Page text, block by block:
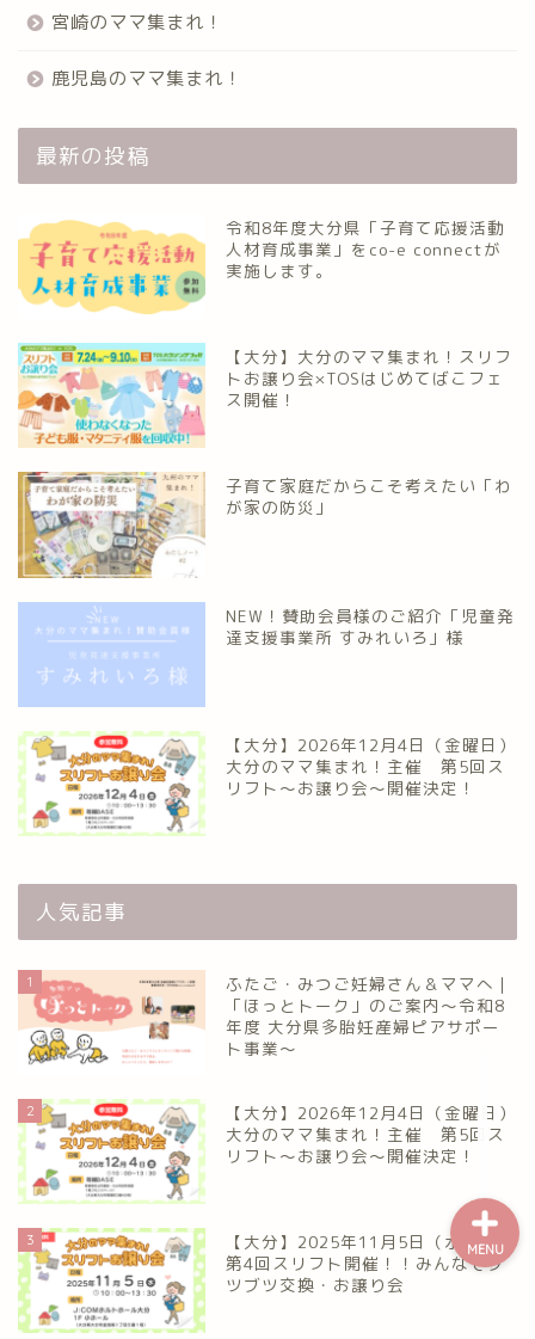
宮崎のママ集まれ！
鹿児島のママ集まれ！
最新の投稿
令和8年度大分県「子育て応援活動
人材育成事業」をco-e connectが
実施します。
【大分】大分のママ集まれ！スリフ
トお譲り会×TOSはじめてばこフェ
ス開催！
子育て家庭だからこそ考えたい「わ
が家の防災」
NEW！賛助会員様のご紹介「児童発
達支援事業所 すみれいろ」様
【大分】2026年12月4日（金曜日）
大分のママ集まれ！主催 第5回ス
リフト〜お譲り会〜開催決定！
人気記事
1
ふたご・みつご妊婦さん＆ママへ｜
「ほっとトーク」のご案内～令和8
年度 大分県多胎妊産婦ピアサポー
ト事業～
2
【大分】2026年12月4日（金曜日）
大分のママ集まれ！主催 第5回ス
リフト〜お譲り会〜開催決定！
3
【大分】2025年11月5日（水曜日）
第4回スリフト開催！！みんなでブ
ツブツ交換・お譲り会
MENU
大分ママのサークル
ークル情報
福岡のママ集まれ！
福岡のママ集まれ！につ
佐賀のママ集まれ！
佐賀ママのサークル
いて
熊本ママのサークル
令和8年度子育て応援活動人